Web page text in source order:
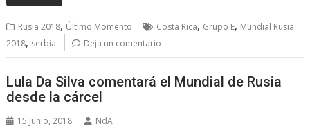
Rusia 2018, Último Momento Costa Rica, Grupo E, Mundial Rusia
2018, serbia Deja un comentario
Lula Da Silva comentará el Mundial de Rusia
desde la cárcel
15 junio, 2018 NdA